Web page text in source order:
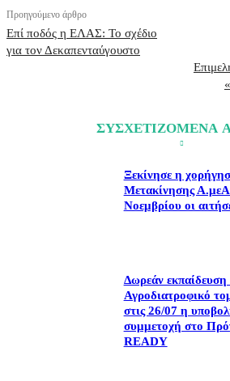
Προηγούμενο άρθρο
Επί ποδός η ΕΛΑΣ: Το σχέδιο
για τον Δεκαπενταύγουστο
ΣΥΣΧΕΤΙΖΟΜΕΝΑ
Ξεκίνησε η
Μετακίνησης
Νοεμβρίου οι
Δωρεάν
Αγροδιατροφικό
στις 26/07 η
συμμετοχή στο
READY